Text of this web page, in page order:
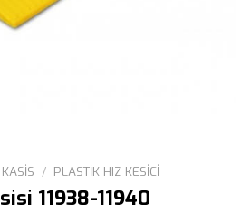
/ PLASTIK HIZ KESICI
11938-11940